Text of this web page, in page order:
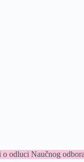
odluci Naučnog